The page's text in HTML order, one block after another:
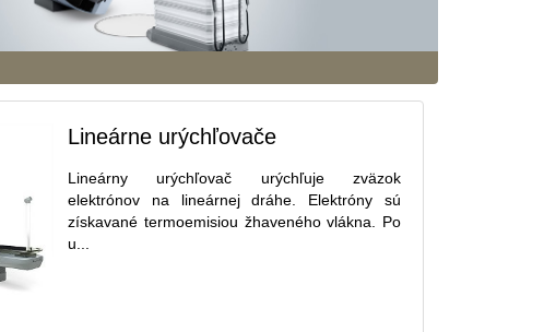
Lineárne urýchľovače
Lineárny urýchľovač urýchľuje zväzok
elektrónov na lineárnej dráhe. Elektróny sú
získavané termoemisiou žhaveného vlákna. Po
u...